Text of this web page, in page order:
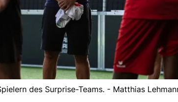
des Surprise-Teams. - Matthias